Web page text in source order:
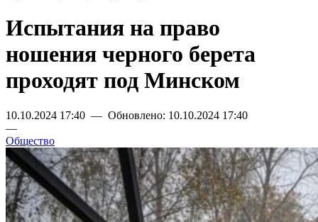
Испытания на право
ношения черного берета
проходят под Минском
10.10.2024 17:40 — Обновлено: 10.10.2024 17:40
—
Общество